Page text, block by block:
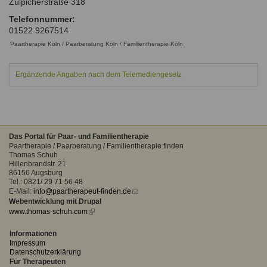
Qualitätssicherung
Familienthemen
Systemischer Ansatz
Fortbildungen
Ausbildungsinstitute
Fortbildungen
Information über Qualifikation
Passwort*
vergessen?
Anmelden
Links
Formular zur Registrierung
Telefonnummer:
01522 9267514
Paartherapie Köln / Paarberatung Köln / Familientherapie Köln
Ergänzende Angaben nach dem Telemediengesetz
Das Portal für Paar- und Familientherapie
Paartherapie / Paarberatung / Familientherapie finden
Thomas Schuh
Hillenbrandstr. 21
86156 Augsburg
Tel.: 0821/ 29 71 56 48
E-Mail: info@paartherapeut-finden.de (link
Webentwicklung mit Drupal
www.thomas-schuh.com(link
Informationen
Impressum
Datenschutzerklärung
Für Therapeuten